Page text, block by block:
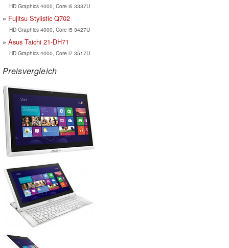
HD Graphics 4000, Core i5 3337U
Fujitsu Stylistic Q702
HD Graphics 4000, Core i5 3427U
Asus Taichi 21-DH71
HD Graphics 4000, Core i7 3517U
Preisvergleich